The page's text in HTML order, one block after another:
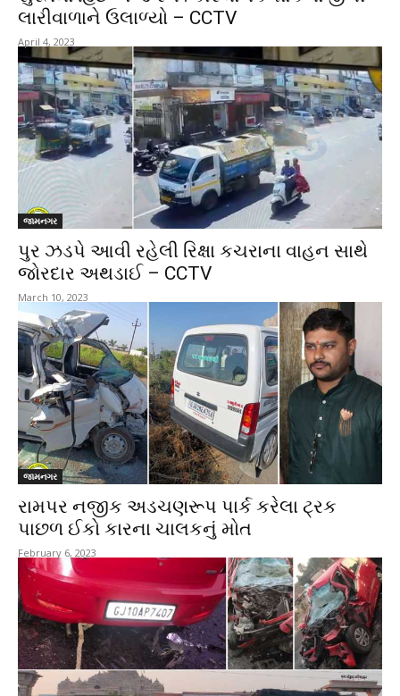
લારીવાળાને ઉલાળ્યો – CCTV
April 4, 2023
જામનગર
પુર ઝડપે આવી રહેલી રિક્ષા કચરાના વાહન સાથે
જોરદાર અથડાઈ – CCTV
March 10, 2023
જામનગર
રામપર નજીક અડચણરૂપ પાર્ક કરેલા ટ્રક
પાછળ ઈકો કારના ચાલકનું મોત
February 6, 2023